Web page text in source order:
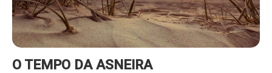
O TEMPO DA ASNEIRA